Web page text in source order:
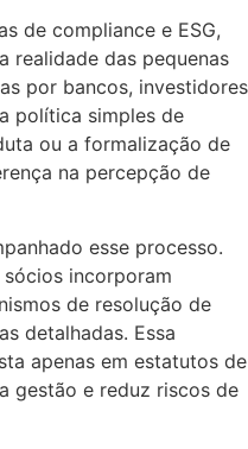
de compliance e ESG,
realidade das pequenas
por bancos, investidores
política simples de
ou a formalização de
na percepção de
esse processo.
incorporam
de resolução de
detalhadas. Essa
apenas em estatutos de
gestão e reduz riscos de